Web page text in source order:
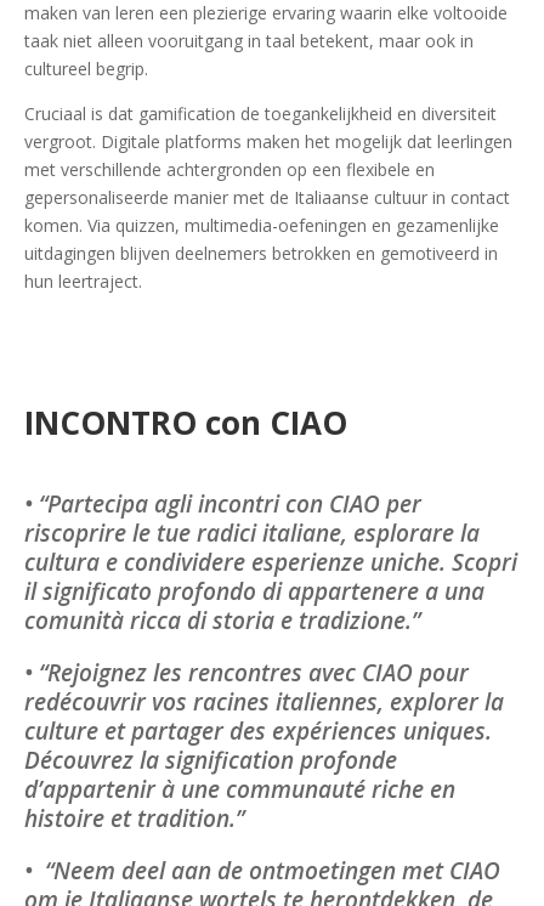
maken van leren een plezierige ervaring waarin elke voltooide
taak niet alleen vooruitgang in taal betekent, maar ook in
cultureel begrip.
Cruciaal is dat gamification de toegankelijkheid en diversiteit
vergroot. Digitale platforms maken het mogelijk dat leerlingen
met verschillende achtergronden op een flexibele en
gepersonaliseerde manier met de Italiaanse cultuur in contact
komen. Via quizzen, multimedia-oefeningen en gezamenlijke
uitdagingen blijven deelnemers betrokken en gemotiveerd in
hun leertraject.
INCONTRO con CIAO
• “Partecipa agli incontri con CIAO per
riscoprire le tue radici italiane, esplorare la
cultura e condividere esperienze uniche. Scopri
il significato profondo di appartenere a una
comunità ricca di storia e tradizione.”
• “Rejoignez les rencontres avec CIAO pour
redécouvrir vos racines italiennes, explorer la
culture et partager des expériences uniques.
Découvrez la signification profonde
d’appartenir à une communauté riche en
histoire et tradition.”
• “Neem deel aan de ontmoetingen met CIAO